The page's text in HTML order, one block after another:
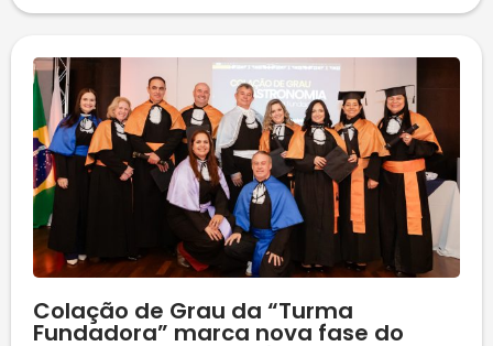
Colação de Grau da “Turma
Fundadora” marca nova fase do